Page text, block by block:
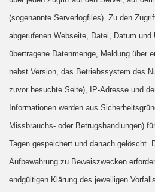
(sogenannte Serverlogfiles). Zu den
abgerufenen Webseite, Datei, Datum und
übertragene Datenmenge, Meldung über
nebst Version, das Betriebssystem des
zuvor besuchte Seite), IP-Adresse und
Informationen werden aus
Missbrauchs- oder Betrugshandlungen)
Tagen gespeichert und danach gelöscht.
Aufbewahrung zu Beweiszwecken
endgültigen Klärung des jeweiligen